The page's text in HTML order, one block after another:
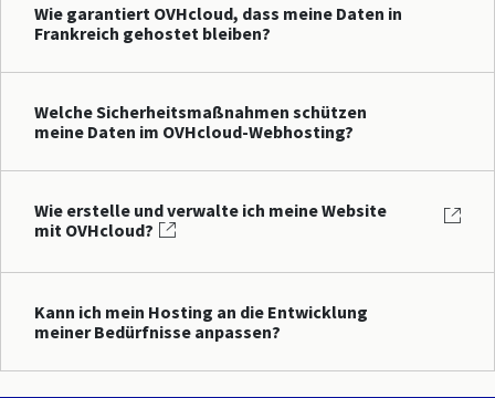
Wie garantiert OVHcloud, dass meine Daten in
Frankreich gehostet bleiben?
Welche Sicherheitsmaßnahmen schützen
meine Daten im OVHcloud-Webhosting?
Wie erstelle und verwalte ich meine Website
mit OVHcloud?
Kann ich mein Hosting an die Entwicklung
meiner Bedürfnisse anpassen?